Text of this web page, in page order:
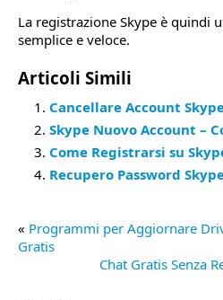
La registrazione Skype è quindi
semplice e veloce.
Articoli Simili
Cancellare Account
Skype Nuovo Account –
Come Registrarsi su
Recupero Password
« Programmi per Aggiornare
Gratis
Chat Gratis Senza